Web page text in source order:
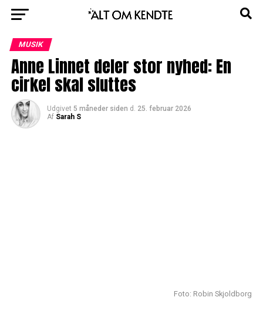
MUSIK
Anne Linnet deler stor nyhed: En
cirkel skal sluttes
Udgivet 5 måneder siden d. 25. februar 2026
Af Sarah S
Foto: Robin Skjoldborg